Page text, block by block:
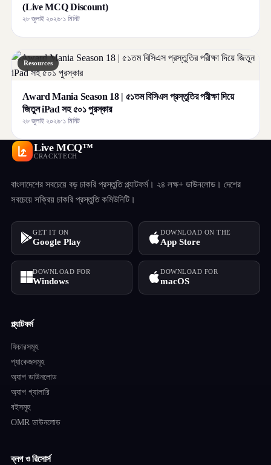
(Live MCQ Discount)
২৮ জুলাই ২০২৬·১ মিনিট
Resources
Award Mania Season 18 | ৫১তম বিসিএস প্রস্তুতির পরীক্ষা দিয়ে
জিতুন iPad সহ ৫০১ পুরস্কার
২৮ জুলাই ২০২৬·১ মিনিট
Live MCQ™
CRACKTECH
বাংলাদেশের সবচেয়ে বড় চাকরি প্রস্তুতি প্ল্যাটফর্ম। ২৪ লক্ষ+ ডাউনলোড। দেশের
সবচেয়ে সক্রিয় চাকরি প্রস্তুতি কমিউনিটি।
GET IT ON
Google Play
DOWNLOAD ON THE
App Store
DOWNLOAD FOR
Windows
DOWNLOAD FOR
macOS
প্ল্যাটফর্ম
ফিচারসমূহ
প্যাকেজসমূহ
অ্যাপ ডাউনলোড
অ্যাপ গ্যালারি
বইসমূহ
OMR ডাউনলোড
ব্লগ ও রিসোর্স